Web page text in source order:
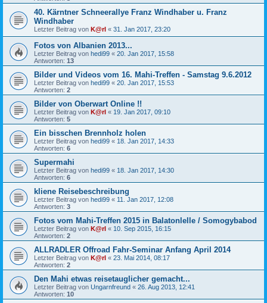
40. Kärntner Schneerallye Franz Windhaber u. Franz
Windhaber
Letzter Beitrag von K@rl « 31. Jan 2017, 23:20
Fotos von Albanien 2013...
Letzter Beitrag von hedi99 « 20. Jan 2017, 15:58
Antworten: 13
Bilder und Videos vom 16. Mahi-Treffen - Samstag 9.6.2012
Letzter Beitrag von hedi99 « 20. Jan 2017, 15:53
Antworten: 2
Bilder von Oberwart Online !!
Letzter Beitrag von K@rl « 19. Jan 2017, 09:10
Antworten: 5
Ein bisschen Brennholz holen
Letzter Beitrag von hedi99 « 18. Jan 2017, 14:33
Antworten: 6
Supermahi
Letzter Beitrag von hedi99 « 18. Jan 2017, 14:30
Antworten: 6
kliene Reisebeschreibung
Letzter Beitrag von hedi99 « 11. Jan 2017, 12:08
Antworten: 3
Fotos vom Mahi-Treffen 2015 in Balatonlelle / Somogybabod
Letzter Beitrag von K@rl « 10. Sep 2015, 16:15
Antworten: 2
ALLRADLER Offroad Fahr-Seminar Anfang April 2014
Letzter Beitrag von K@rl « 23. Mai 2014, 08:17
Antworten: 2
Den Mahi etwas reisetauglicher gemacht...
Letzter Beitrag von Ungarnfreund « 26. Aug 2013, 12:41
Antworten: 10